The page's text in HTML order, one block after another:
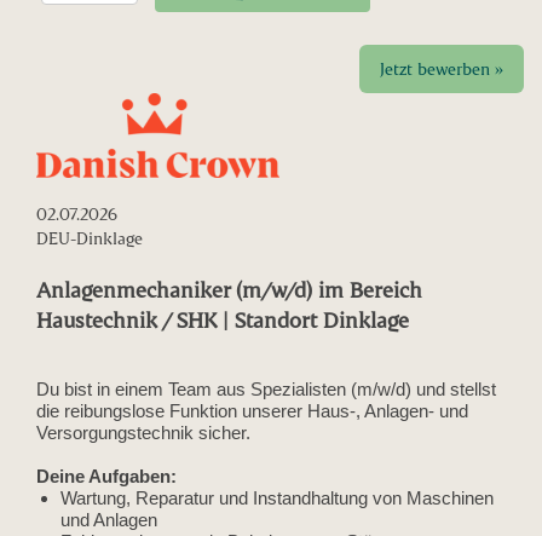
Jetzt bewerben »
02.07.2026
DEU-Dinklage
Anlagenmechaniker (m/w/d) im Bereich
Haustechnik / SHK | Standort Dinklage
Du bist in einem Team aus Spezialisten (m/w/d) und stellst
die reibungslose Funktion unserer Haus-, Anlagen- und
Versorgungstechnik sicher.
Deine Aufgaben:
Wartung, Reparatur und Instandhaltung von Maschinen
und Anlagen